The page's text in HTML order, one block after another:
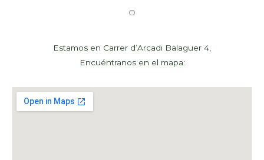
O
Estamos en Carrer d’Arcadi Balaguer 4,
Encuéntranos en el mapa: